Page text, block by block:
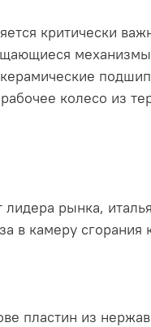
критически
колесо из
рынка,
в камеру сгорания
пластин из